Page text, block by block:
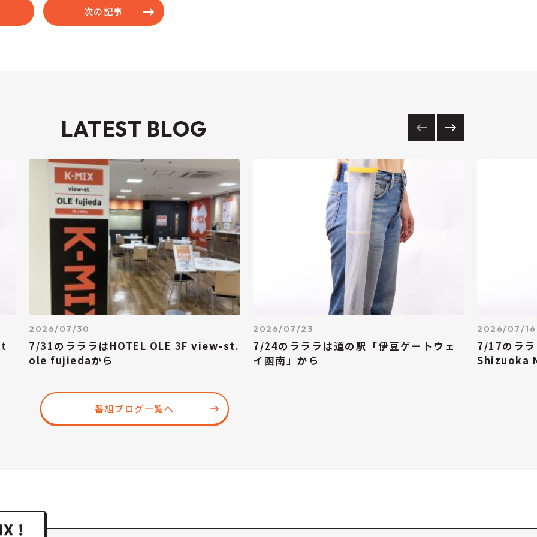
次の記事
LATEST BLOG
2026/07/30
7/31のラララはHOTEL OLE 3F view-st.
ole fujiedaから
2026/07/23
7/24のラララは道の駅「伊豆ゲートウェ
イ函南」から
2026/07/16
7/17のラ
Shizuoka
番組ブログ一覧へ